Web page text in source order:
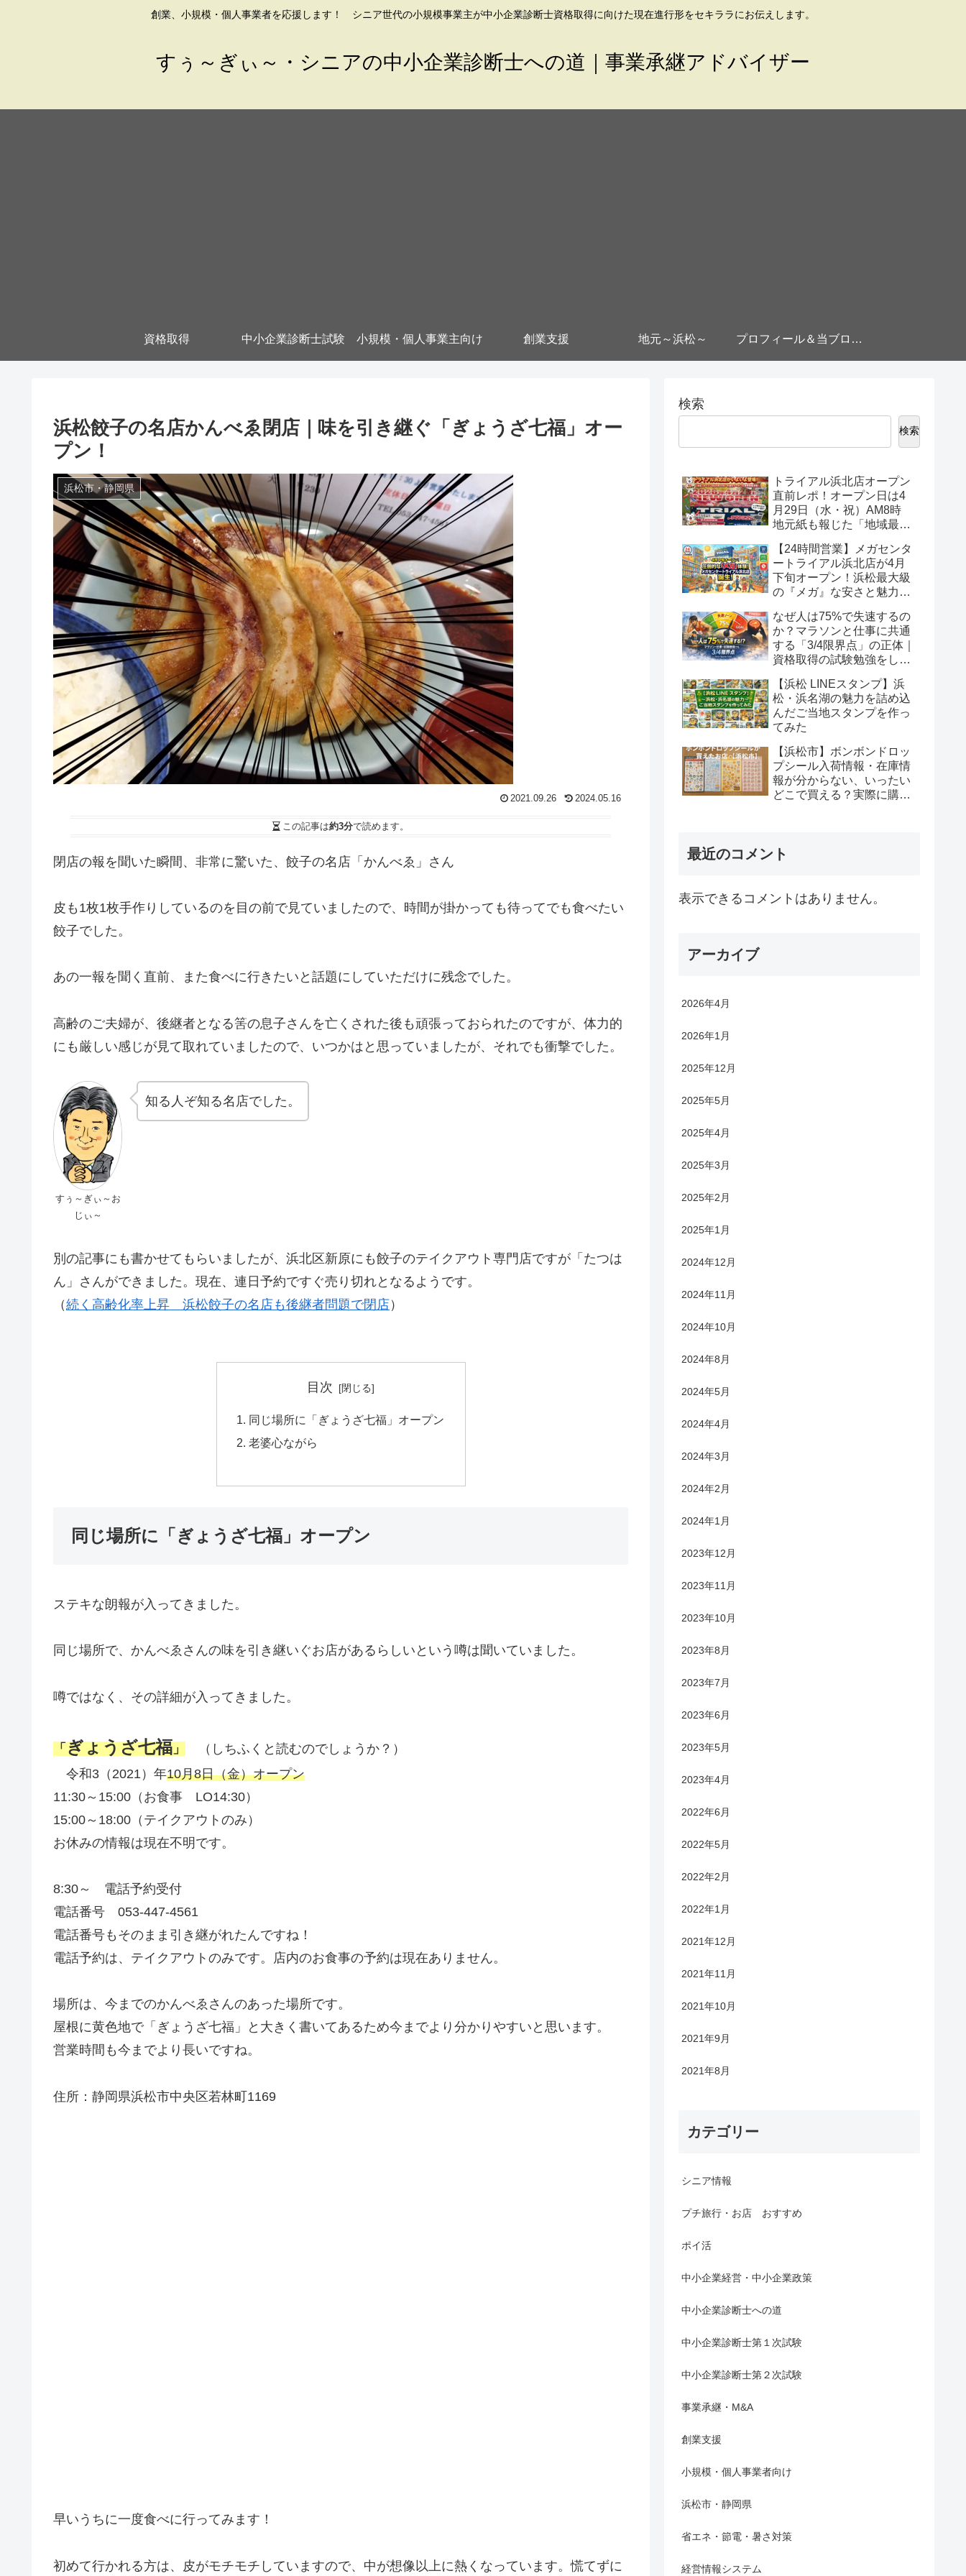
創業、小規模・個人事業者を応援します！ シニア世代の小規模事業主が中小企業診断士資格取得に向けた現在進行形をセキララにお伝えします。
すぅ～ぎぃ～・シニアの中小企業診断士への道｜事業承継アドバイザー
資格取得 中小企業診断士試験 小規模・個人事業主向け 創業支援 地元～浜松～ プロフィール＆当ブログについて
浜松餃子の名店かんべゑ閉店｜味を引き継ぐ「ぎょうざ七福」オー
プン！
浜松市・静岡県
2021.09.26 2024.05.16
この記事は約3分で読めます。
閉店の報を聞いた瞬間、非常に驚いた、餃子の名店「かんべゑ」さん
皮も1枚1枚手作りしているのを目の前で見ていましたので、時間が掛かっても待ってでも食べたい
餃子でした。
あの一報を聞く直前、また食べに行きたいと話題にしていただけに残念でした。
高齢のご夫婦が、後継者となる筈の息子さんを亡くされた後も頑張っておられたのですが、体力的
にも厳しい感じが見て取れていましたので、いつかはと思っていましたが、それでも衝撃でした。
すぅ～ぎぃ～お
じぃ～
知る人ぞ知る名店でした。
別の記事にも書かせてもらいましたが、浜北区新原にも餃子のテイクアウト専門店ですが「たつは
ん」さんができました。現在、連日予約ですぐ売り切れとなるようです。
（続く高齢化率上昇 浜松餃子の名店も後継者問題で閉店）
目次
同じ場所に「ぎょうざ七福」オープン
老婆心ながら
同じ場所に「ぎょうざ七福」オープン
ステキな朗報が入ってきました。
同じ場所で、かんべゑさんの味を引き継いぐお店があるらしいという噂は聞いていました。
噂ではなく、その詳細が入ってきました。
「 ぎょうざ七福 」
（しちふくと読むのでしょうか？）
令和3（2021）年10月8日（金）オープン
11:30～15:00（お食事 LO14:30）
15:00～18:00（テイクアウトのみ）
お休みの情報は現在不明です。
8:30～ 電話予約受付
電話番号 053-447-4561
電話番号もそのまま引き継がれたんですね！
電話予約は、テイクアウトのみです。店内のお食事の予約は現在ありません。
場所は、今までのかんべゑさんのあった場所です。
屋根に黄色地で「ぎょうざ七福」と大きく書いてあるため今までより分かりやすいと思います。
営業時間も今までより長いですね。
住所：静岡県浜松市中央区若林町1169
早いうちに一度食べに行ってみます！
初めて行かれる方は、皮がモチモチしていますので、中が想像以上に熱くなっています。慌てずに
検索
検索
トライアル浜北店オープン
直前レポ！オープン日は4
月29日（水・祝）AM8時
地元紙も報じた「地域最大
【24時間営業】メガセンタ
ートライアル浜北店が4月
下旬オープン！浜松最大級
の『メガ』な安さと魅力を
なぜ人は75%で失速するの
か？マラソンと仕事に共通
する「3/4限界点」の正体｜
資格取得の試験勉強をして
【浜松 LINEスタンプ】浜
松・浜名湖の魅力を詰め込
んだご当地スタンプを作っ
てみた
【浜松市】ボンボンドロッ
プシール入荷情報・在庫情
報が分からない、いったい
どこで買える？実際に購入
最近のコメント
表示できるコメントはありません。
アーカイブ
2026年4月
2026年1月
2025年12月
2025年5月
2025年4月
2025年3月
2025年2月
2025年1月
2024年12月
2024年11月
2024年10月
2024年8月
2024年5月
2024年4月
2024年3月
2024年2月
2024年1月
2023年12月
2023年11月
2023年10月
2023年8月
2023年7月
2023年6月
2023年5月
2023年4月
2022年6月
2022年5月
2022年2月
2022年1月
2021年12月
2021年11月
2021年10月
2021年9月
2021年8月
カテゴリー
シニア情報
プチ旅行・お店 おすすめ
ポイ活
中小企業経営・中小企業政策
中小企業診断士への道
中小企業診断士第１次試験
中小企業診断士第２次試験
事業承継・M&A
創業支援
小規模・個人事業者向け
浜松市・静岡県
省エネ・節電・暑さ対策
経営情報システム